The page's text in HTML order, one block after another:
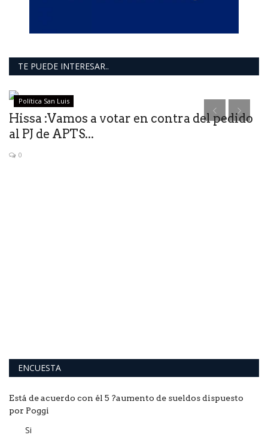
TE PUEDE INTERESAR..
Política San Luis
Hissa :Vamos a votar en contra del pedido
al PJ de APTS...
0
ENCUESTA
Está de acuerdo con él 5 ?aumento de sueldos dispuesto
por Poggi
Si